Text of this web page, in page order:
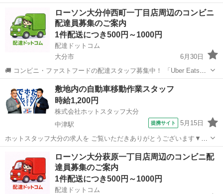
eatsや出前館のように配達専用アプリを使用していただき、オファー
内容を確認していただいてから受ける受けないは自由となります。 配
達時の使用...
ファストフード
ローソン大分仲西町一丁目店周辺のコンビニ
配達員募集のご案内
1件配送につき500円～1000円
配達ドットコム
大分市
6月30日
🚚 コンビニ・ファストフードの配達スタッフ募集中！ 「Uber Eats」
や「出前館」のように、配達専用アプリを使ってお仕事するスタイル
です。 オファー内容を見てから、受けるかどうかを自由に選べます！
✅ 業務内容...
配送 ローソン
敷地内の自動車移動作業スタッフ
時給1,200円
株式会社ホットスタッフ大分
中津駅
提携サイト 5月15日
ホットスタッフ大分の求人を ご覧いただきありがとうございます▼・
ω・▽ ＼ ご紹介するお仕事のPOINT ／ ◆日勤専属or夜勤専属が選
べる職場 ◆土日休みでプライベート充実 ◆未経験の方でも始めやすい
お仕事 ◆重量物な...
配送
ローソン大分萩原一丁目店周辺のコンビニ配
達員募集のご案内
1件配送につき500円～1000円
配達ドットコム